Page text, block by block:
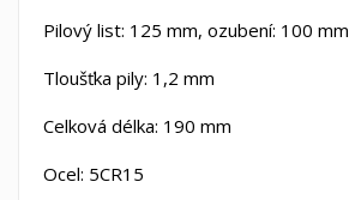
Pilový list: 125 mm, ozubení: 100 mm
Tloušťka pily: 1,2 mm
Celková délka: 190 mm
Ocel: 5CR15